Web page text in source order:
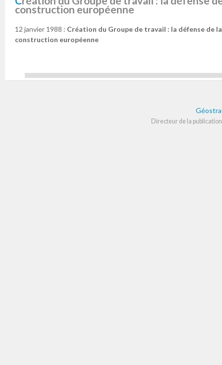
construction européenne
12 janvier 1988 : Création du Groupe de travail : la défense de
construction européenne
Directeur de la